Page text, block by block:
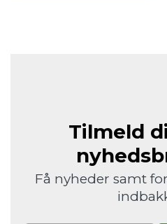
Tilmeld
Få nyheder samt